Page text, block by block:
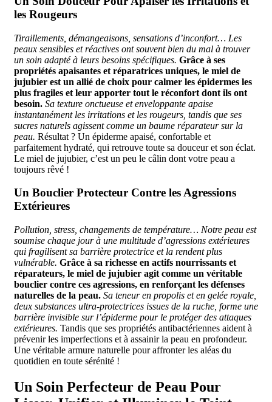
les Rougeurs
Tiraillements, démangeaisons, sensations d’inconfort… Les
peaux sensibles et réactives ont souvent bien du mal à trouver
un soin adapté à leurs besoins spécifiques. Grâce à ses
propriétés apaisantes et réparatrices uniques, le miel de
jujubier est un allié de choix pour calmer les épidermes les
plus fragiles et leur apporter tout le réconfort dont ils ont
besoin. Sa texture onctueuse et enveloppante apaise
instantanément les irritations et les rougeurs, tandis que ses
sucres naturels agissent comme un baume réparateur sur la
peau. Résultat ? Un épiderme apaisé, confortable et
parfaitement hydraté, qui retrouve toute sa douceur et son éclat.
Le miel de jujubier, c’est un peu le câlin dont votre peau a
toujours rêvé !
Un Bouclier Protecteur Contre les Agressions
Extérieures
Pollution, stress, changements de température… Notre peau est
soumise chaque jour à une multitude d’agressions extérieures
qui fragilisent sa barrière protectrice et la rendent plus
vulnérable. Grâce à sa richesse en actifs nourrissants et
réparateurs, le miel de jujubier agit comme un véritable
bouclier contre ces agressions, en renforçant les défenses
naturelles de la peau. Sa teneur en propolis et en gelée royale,
deux substances ultra-protectrices issues de la ruche, forme une
barrière invisible sur l’épiderme pour le protéger des attaques
extérieures. Tandis que ses propriétés antibactériennes aident à
prévenir les imperfections et à assainir la peau en profondeur.
Une véritable armure naturelle pour affronter les aléas du
quotidien en toute sérénité !
Un Soin Perfecteur de Peau Pour